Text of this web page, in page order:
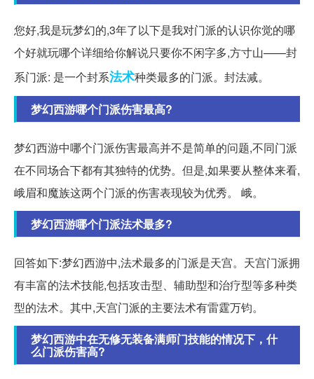
您好,我是玩梦幻的,3年了以下是我对门派的认识你觉的哪
个好就玩哪个详细给你解说只要你不闲字多,方寸山——封
系门派: 是一个封系法术种类最多的门派。封法减。
梦幻西游哪个门派伤害最高?
梦幻西游中哪个门派伤害最高并不是简单的问题,不同门派
在不同场合下都有其独特的优势。但是,如果要从整体来看,
峨眉和魔族这两个门派的伤害表现较为优秀。 峨。
梦幻西游哪个门派法术最多?
回答如下:梦幻西游中,法术最多的门派是天宫。天宫门派拥
有丰富的法术技能,包括攻击型、辅助型和治疗型等多种类
型的法术。其中,天宫门派的主要法术有雷霆万钧。
梦幻西游中在无修无装备满师门技能的情况下，什
么门派伤害高?